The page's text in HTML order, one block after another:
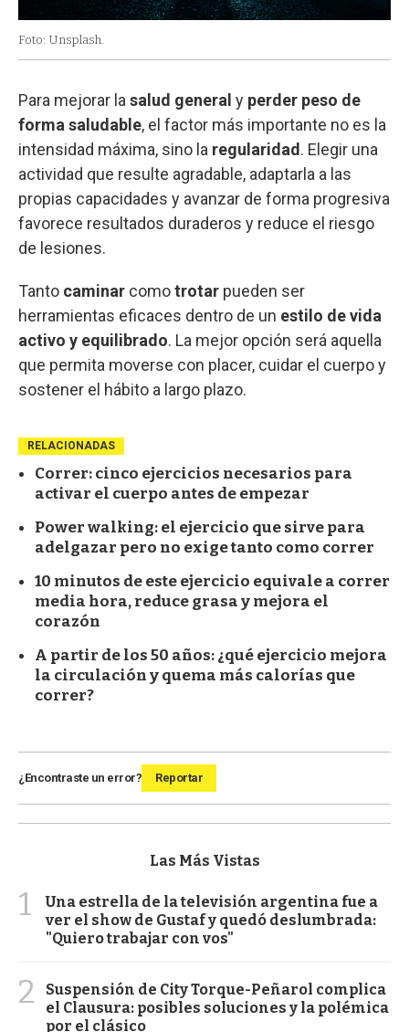
Foto: Unsplash.
Para mejorar la salud general y perder peso de
forma saludable, el factor más importante no es la
intensidad máxima, sino la regularidad . Elegir una
actividad que resulte agradable, adaptarla a las
propias capacidades y avanzar de forma progresiva
favorece resultados duraderos y reduce el riesgo
de lesiones.
Tanto caminar comotrotar pueden ser
herramientas eficaces dentro de un estilo de vida
activo y equilibrado. La mejor opción será aquella
que permita moverse con placer, cuidar el cuerpo y
sostener el hábito a largo plazo.
RELACIONADAS
Correr: cinco ejercicios necesarios para
activar el cuerpo antes de empezar
Power walking: el ejercicio que sirve para
adelgazar pero no exige tanto como correr
10 minutos de este ejercicio equivale a correr
media hora, reduce grasa y mejora el
corazón
A partir de los 50 años: ¿qué ejercicio mejora
la circulación y quema más calorías que
correr?
¿Encontraste un error? Reportar
Las Más Vistas
1
Una estrella de la televisión argentina fue a
ver el show de Gustaf y quedó deslumbrada:
"Quiero trabajar con vos"
2
Suspensión de City Torque-Peñarol complica
el Clausura: posibles soluciones y la polémica
por el clásico